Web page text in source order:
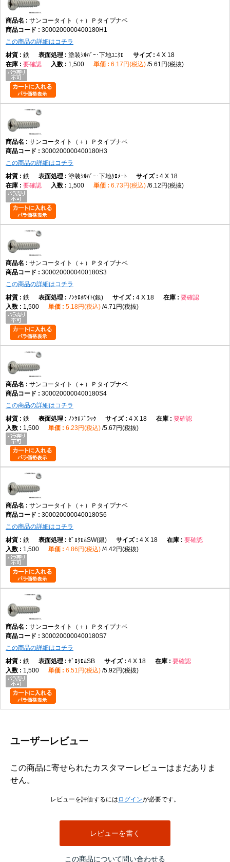
この商品について問い合わせる
サンコータイト（＋）Ｐタイプナベ
3000200000400180H1
この商品の詳細はコチラ
鉄
塗装ｼﾙﾊﾞｰ･下地ﾕﾆｸﾛ
4 X 18
要確認
1,500 6.17円(税込) 5.61円(税抜)
サンコータイト（＋）Ｐタイプナベ
3000200000400180H3
この商品の詳細はコチラ
鉄
塗装ｼﾙﾊﾞｰ･下地ｸﾛﾒｰﾄ
4 X 18
要確認
1,500 6.73円(税込) 6.12円(税抜)
サンコータイト（＋）Ｐタイプナベ
3000200000400180S3
この商品の詳細はコチラ
鉄
ﾉﾝｸﾛﾎﾜｲﾄ(銀) 4 X 18
要確認
1,500
5.18円(税込) 4.71円(税抜)
サンコータイト（＋）Ｐタイプナベ
3000200000400180S4
この商品の詳細はコチラ
鉄
ﾉﾝｸﾛﾌﾞﾗｯｸ 4 X 18
要確認
1,500
6.23円(税込) 5.67円(税抜)
サンコータイト（＋）Ｐタイプナベ
3000200000400180S6
この商品の詳細はコチラ
鉄
ｾﾞﾛｸﾛﾑSW(銀) 4 X 18
要確認
1,500
4.86円(税込) 4.42円(税抜)
サンコータイト（＋）Ｐタイプナベ
3000200000400180S7
この商品の詳細はコチラ
鉄
ｾﾞﾛｸﾛﾑSB 4 X 18
要確認
1,500
6.51円(税込) 5.92円(税抜)
ユーザーレビュー
この商品に寄せられたカスタマーレビューはまだありま
せん。
レビューを評価するには ログインが必要です。
レビューを書く